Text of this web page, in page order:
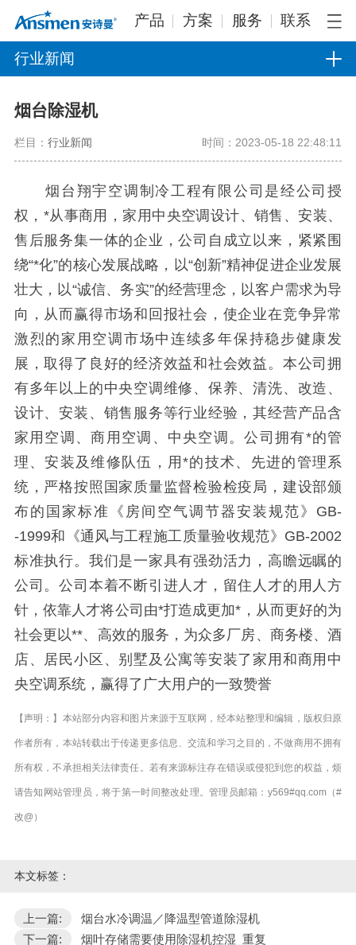
产品 方案 服务 联系
行业新闻
烟台除湿机
栏目： 行业新闻 时间：2023-05-18 22:48:11
烟台翔宇空调制冷工程有限公司是经公司授
权，*从事商用，家用中央空调设计、销售、安装、
售后服务集一体的企业，公司自成立以来，紧紧围
绕“*化”的核心发展战略，以“创新”精神促进企业发展
壮大，以“诚信、务实”的经营理念，以客户需求为导
向，从而赢得市场和回报社会，使企业在竞争异常
激烈的家用空调市场中连续多年保持稳步健康发
展，取得了良好的经济效益和社会效益。本公司拥
有多年以上的中央空调维修、保养、清洗、改造、
设计、安装、销售服务等行业经验，其经营产品含
家用空调、商用空调、中央空调。公司拥有*的管
理、安装及维修队伍，用*的技术、先进的管理系
统，严格按照国家质量监督检验检疫局，建设部颁
布的国家标准《房间空气调节器安装规范》GB-
-1999和《通风与工程施工质量验收规范》GB-2002
标准执行。我们是一家具有强劲活力，高瞻远瞩的
公司。公司本着不断引进人才，留住人才的用人方
针，依靠人才将公司由*打造成更加*，从而更好的为
社会更以**、高效的服务，为众多厂房、商务楼、酒
店、居民小区、别墅及公寓等安装了家用和商用中
央空调系统，赢得了广大用户的一致赞誉
【声明：】本站部分内容和图片来源于互联网，经本站整理和编辑，版权归原
作者所有，本站转载出于传递更多信息、交流和学习之目的，不做商用不拥有
所有权，不承担相关法律责任。若有来源标注存在错误或侵犯到您的权益，烦
请告知网站管理员，将于第一时间整改处理。管理员邮箱：y569#qq.com（#
改@）
本文标签：
上一篇:
烟台水冷调温／降温型管道除湿机
下一篇:
烟叶存储需要使用除湿机控湿_重复